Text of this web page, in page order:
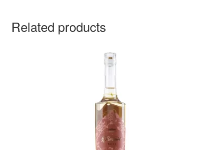
Prijava za masterclass
Related products